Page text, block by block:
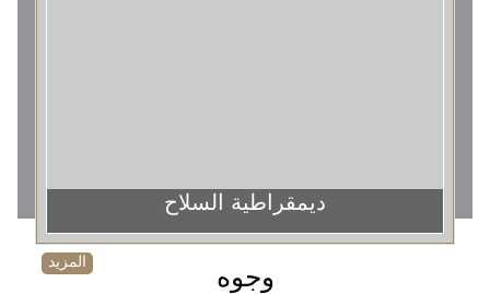
ديمقراطية السلاح
المزيد
وجوه